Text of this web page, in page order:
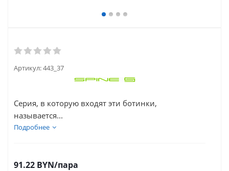
Артикул:443_37
Серия, в которую входят эти ботинки,
называется...
Подробнее
91.22 BYN/пара